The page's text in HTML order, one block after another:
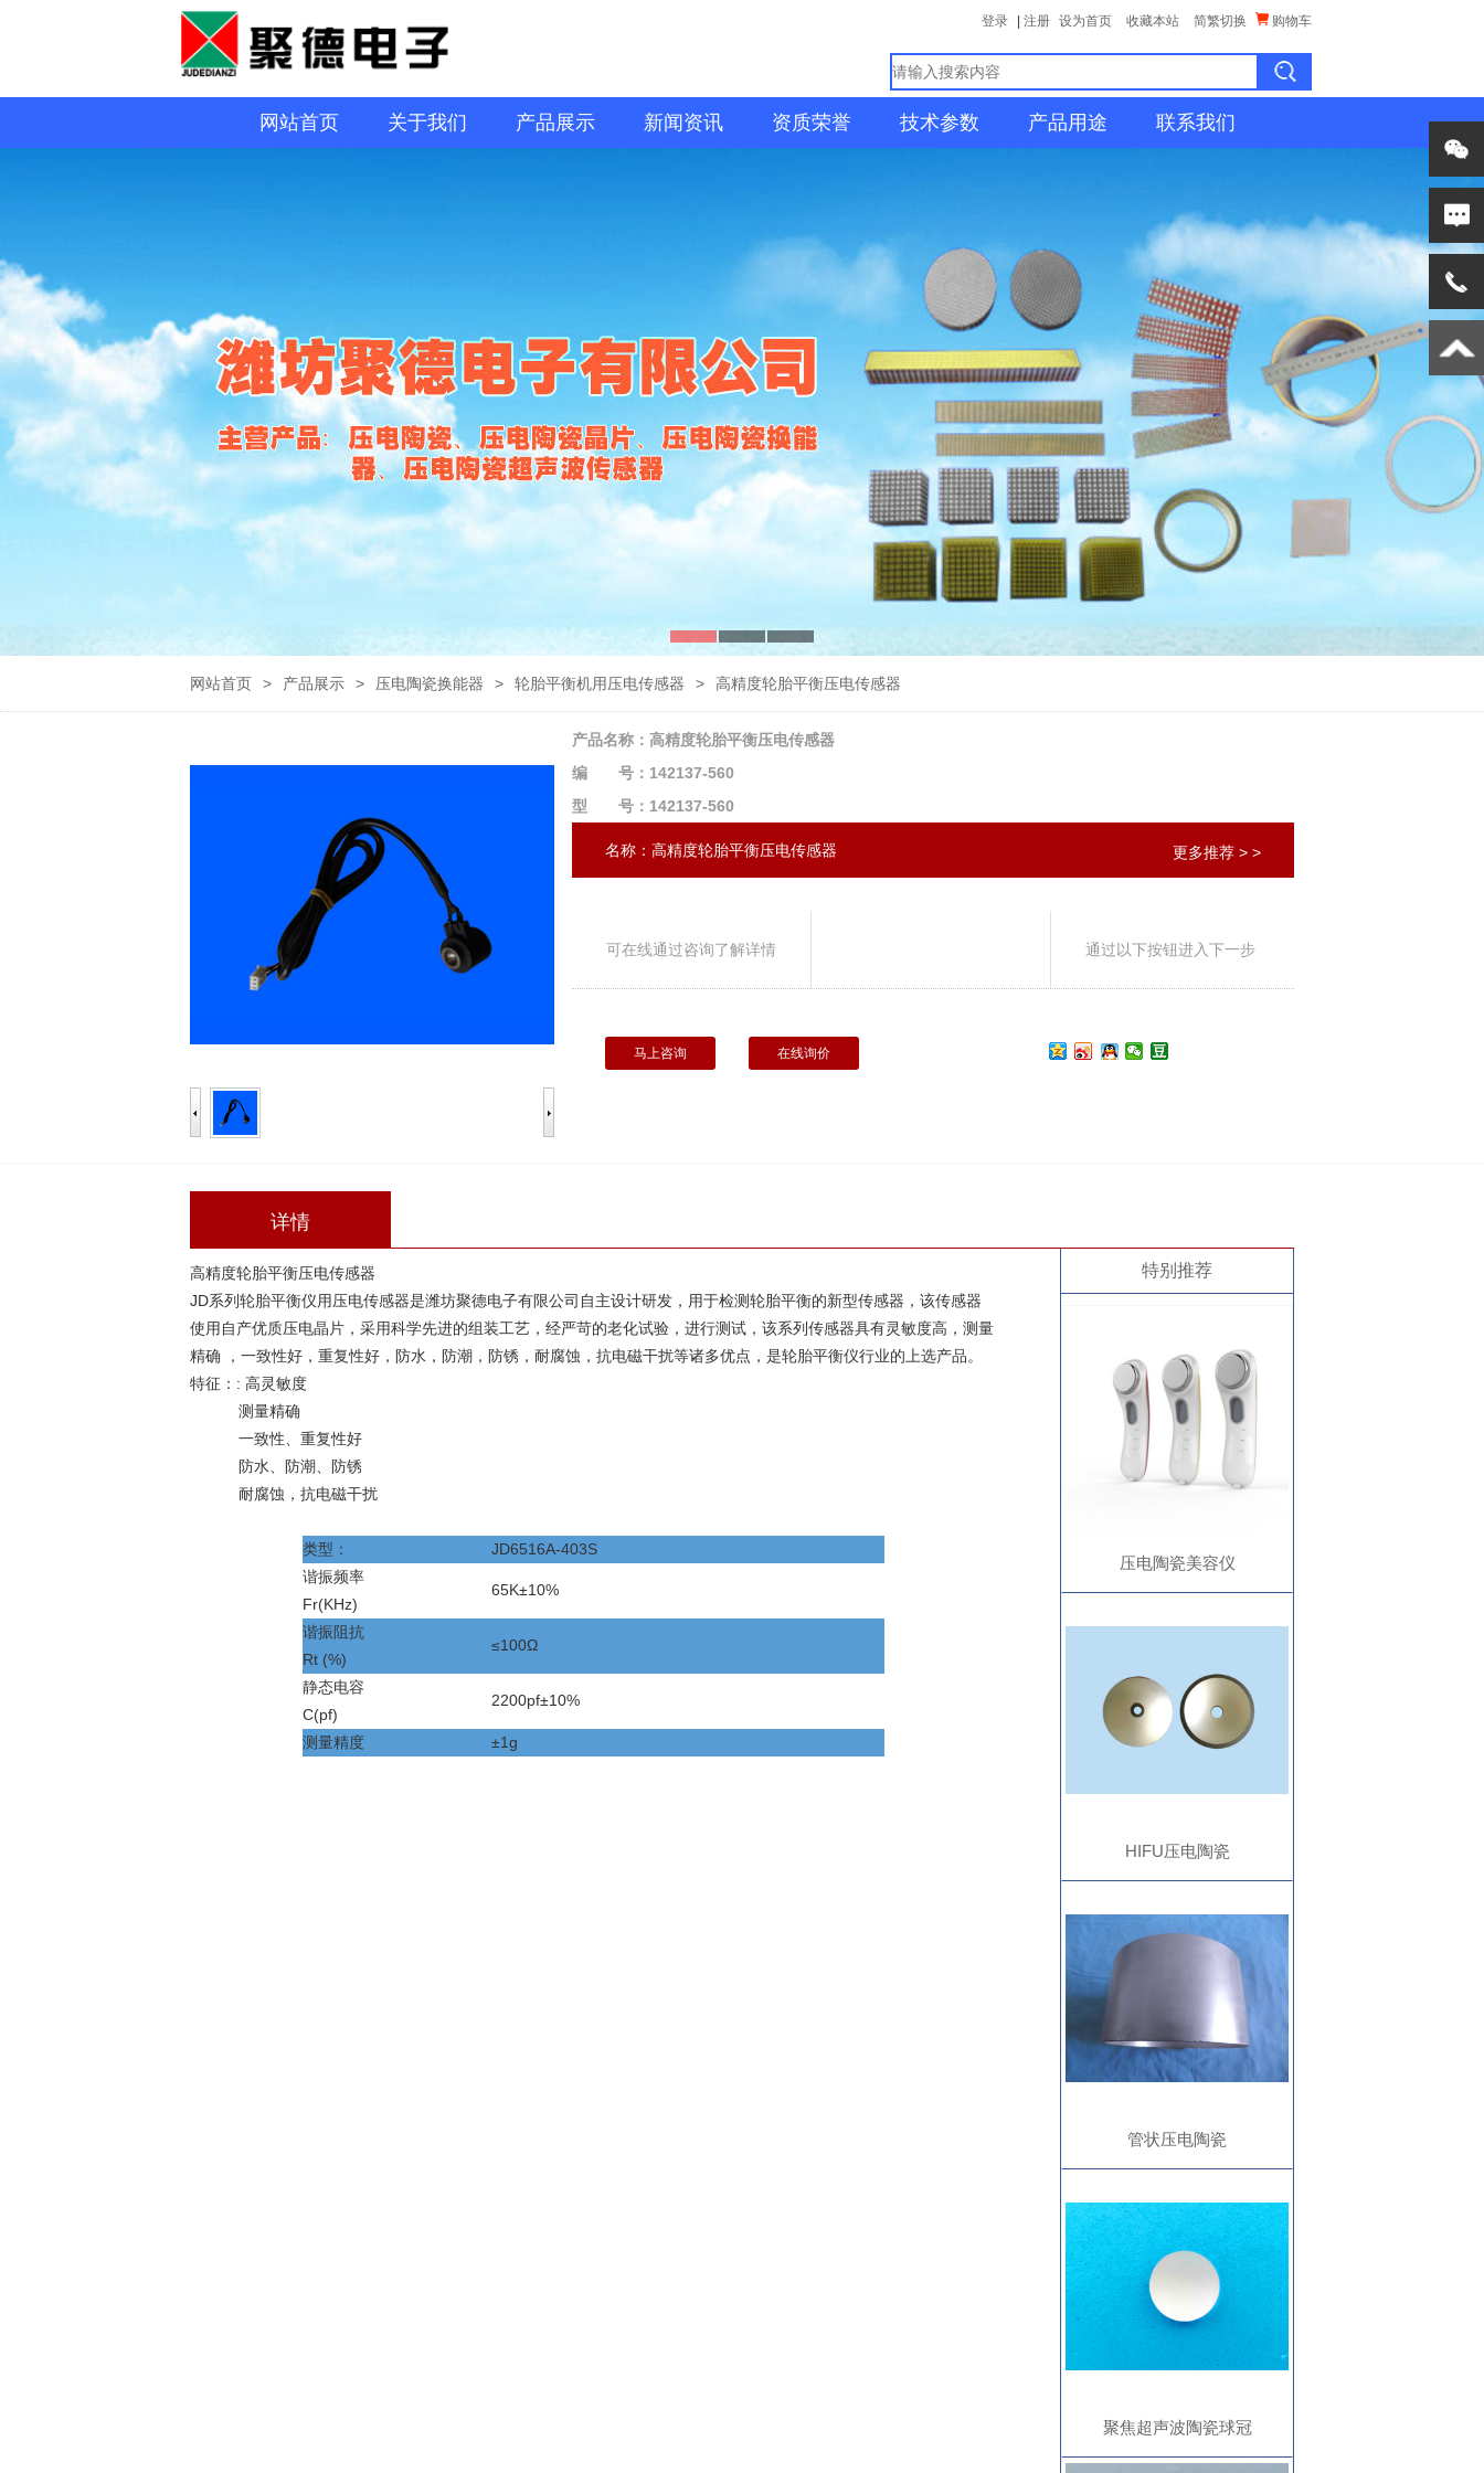
登录 注册 设为首页 收藏本站 简繁切换 购物车
网站首页 关于我们 产品展示 新闻资讯 资质荣誉 技术参数 产品用途 联系我们
网站首页 > 产品展示 > 压电陶瓷换能器 > 轮胎平衡机用压电传感器 > 高精度轮胎平衡压电传感器
产品名称：高精度轮胎平衡压电传感器
编 号：142137-560
型 号：142137-560
名称：高精度轮胎平衡压电传感器 更多推荐 > >
可在线通过咨询了解详情 通过以下按钮进入下一步
马上咨询 在线询价
详情
高精度轮胎平衡压电传感器
JD系列轮胎平衡仪用压电传感器是潍坊聚德电子有限公司自主设计研发，用于检测轮胎平衡的新型传感器，该传感器
使用自产优质压电晶片，采用科学先进的组装工艺，经严苛的老化试验，进行测试，该系列传感器具有灵敏度高，测量
精确 ，一致性好，重复性好，防水，防潮，防锈，耐腐蚀，抗电磁干扰等诸多优点，是轮胎平衡仪行业的上选产品。
特征：: 高灵敏度
测量精确
一致性、重复性好
防水、防潮、防锈
耐腐蚀，抗电磁干扰
类型：
JD6516A-403S
谐振频率
Fr(KHz)
65K±10%
谐振阻抗
Rt (%)
≤100Ω
静态电容
C(pf)
2200pf±10%
测量精度 ±1g
特别推荐
压电陶瓷美容仪
HIFU压电陶瓷
管状压电陶瓷
聚焦超声波陶瓷球冠